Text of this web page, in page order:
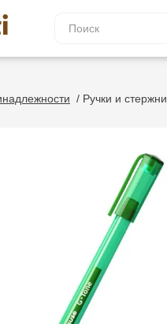
/ Ручки и стержни